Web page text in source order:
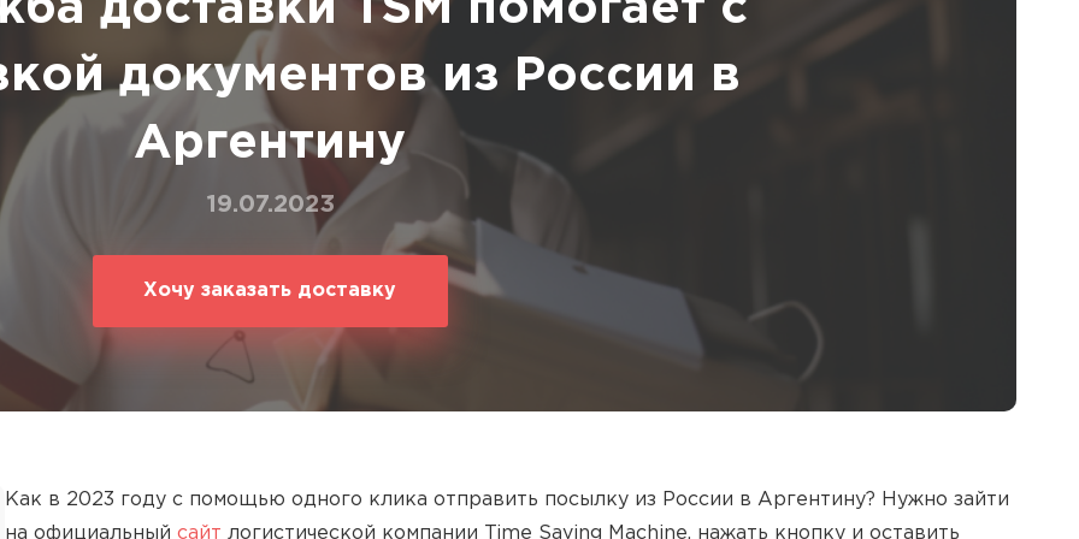
доставки TSM помогает с
документов из России в
Аргентину
19.07.2023
Хочу заказать доставку
Как в 2023 году с помощью одного клика отправить посылку из России в Аргентину? Нужно зайти
на официальный сайт логистической компании Time Saving Machine, нажать кнопку и оставить